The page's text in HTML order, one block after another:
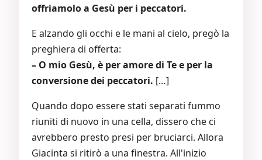
offriamolo a Gesù per i peccatori.
E alzando gli occhi e le mani al cielo, pregò la
preghiera di offerta:
– O mio Gesù, è per amore di Te e per la
conversione dei peccatori. […]
Quando dopo essere stati separati fummo
riuniti di nuovo in una cella, dissero che ci
avrebbero presto presi per bruciarci. Allora
Giacinta si ritirò a una finestra. All'inizio